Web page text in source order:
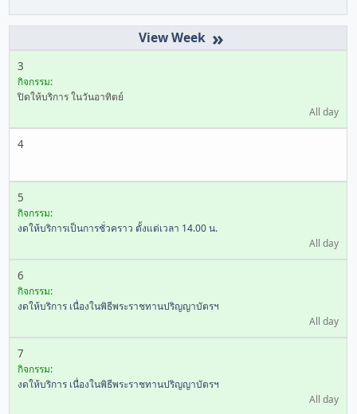
»
3
กิจกรรม:
ปิดให้บริการ ในวันอาทิตย์
All day
4
5
กิจกรรม:
งดให้บริการเป็นการชั่วคราว ตั้งแต่เวลา 14.00 น.
All day
6
กิจกรรม:
งดให้บริการ เนื่องในพิธีพระราชทานปริญญาบัตรฯ
All day
7
กิจกรรม:
งดให้บริการ เนื่องในพิธีพระราชทานปริญญาบัตรฯ
All day